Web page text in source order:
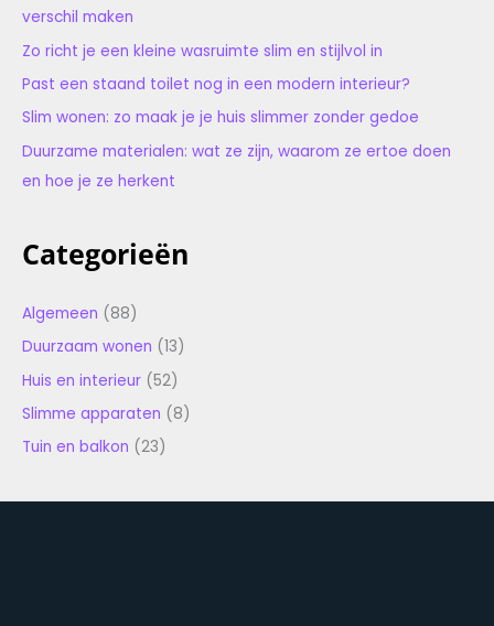
verschil maken
Zo richt je een kleine wasruimte slim en stijlvol in
Past een staand toilet nog in een modern interieur?
Slim wonen: zo maak je je huis slimmer zonder gedoe
Duurzame materialen: wat ze zijn, waarom ze ertoe doen
en hoe je ze herkent
Categorieën
Algemeen (88)
Duurzaam wonen (13)
Huis en interieur (52)
Slimme apparaten (8)
Tuin en balkon (23)